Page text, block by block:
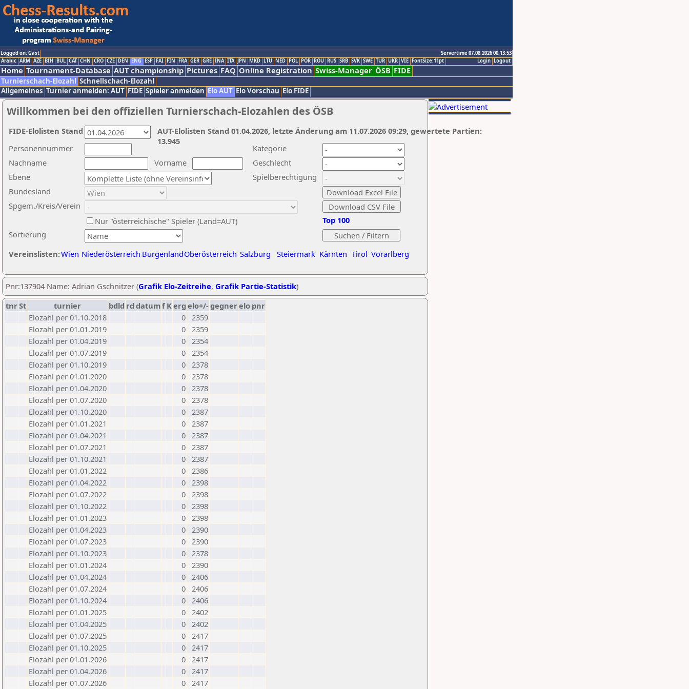
Logged on: Gast
Servertime 07.08.2026 00:13:53
Logout
Login
Arabic ARM AZE BIH BUL CAT CHN CRO CZE DEN ENG ESP FAI FIN FRA GER GRE INA ITA JPN MKD LTU NED POL POR ROU RUS SRB SVK SWE TUR UKR VIE FontSize:11pt
Home Tournament-Database AUT championship Pictures FAQ Online Registration Swiss-Manager ÖSB FIDE
Turnierschach-Elozahl Schnellschach-Elozahl
Allgemeines Turnier anmelden: AUT FIDE Spieler anmelden Elo AUT Elo Vorschau Elo FIDE
Willkommen bei den offiziellen Turnierschach-Elozahlen des ÖSB
Nachname
Vorname
Ebene
Kategorie
Sortierung
Personennummer
Bundesland
Spgem./Kreis/Verein
Geschlecht
Nur "österreichische" Spieler (Land=AUT)
Spielberechtigung
Vereinslisten:Wien Niederösterreich BurgenlandOberösterreich Salzburg Steiermark Kärnten Tirol Vorarlberg
Top 100
AUT-Elolisten Stand 01.04.2026, letzte Änderung am 11.07.2026 09:29, gewertete Partien:
13.945
FIDE-Elolisten Stand
Pnr:137904 Name: Adrian Gschnitzer (Grafik Elo-Zeitreihe, Grafik Partie-Statistik)
tnrSt turnier bdld rd datumf Kerg elo+/-gegnerelo pnr
Elozahl per 01.10.2018
0 2359
Elozahl per 01.01.2019
0 2359
Elozahl per 01.04.2019
0 2354
Elozahl per 01.07.2019
0 2354
Elozahl per 01.10.2019
0 2378
Elozahl per 01.01.2020
0 2378
Elozahl per 01.04.2020
0 2378
Elozahl per 01.07.2020
0 2378
Elozahl per 01.10.2020
0 2387
Elozahl per 01.01.2021
0 2387
Elozahl per 01.04.2021
0 2387
Elozahl per 01.07.2021
0 2387
Elozahl per 01.10.2021
0 2387
Elozahl per 01.01.2022
0 2386
Elozahl per 01.04.2022
0 2398
Elozahl per 01.07.2022
0 2398
Elozahl per 01.10.2022
0 2398
Elozahl per 01.01.2023
0 2398
Elozahl per 01.04.2023
0 2390
Elozahl per 01.07.2023
0 2390
Elozahl per 01.10.2023
0 2378
Elozahl per 01.01.2024
0 2390
Elozahl per 01.04.2024
0 2406
Elozahl per 01.07.2024
0 2406
Elozahl per 01.10.2024
0 2406
Elozahl per 01.01.2025
0 2402
Elozahl per 01.04.2025
0 2402
Elozahl per 01.07.2025
0 2417
Elozahl per 01.10.2025
0 2417
Elozahl per 01.01.2026
0 2417
Elozahl per 01.04.2026
0 2417
Elozahl per 01.07.2026
0 2417